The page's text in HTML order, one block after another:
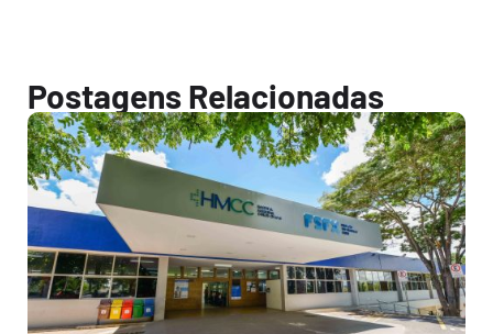
Postagens Relacionadas